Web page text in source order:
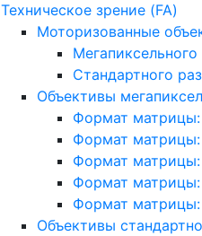
Техническое зрение (FA)
Моторизованные
Стандартного
Объективы
Формат
Формат матрицы:
Формат матрицы:
Формат матрицы:
Формат матрицы:
Объективы